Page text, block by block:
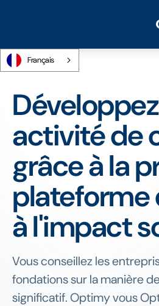
Français
activité de
grâce à la
plateforme
à l'impact
Vous conseillez les
fondations sur la manière
significatif. Optimy vous